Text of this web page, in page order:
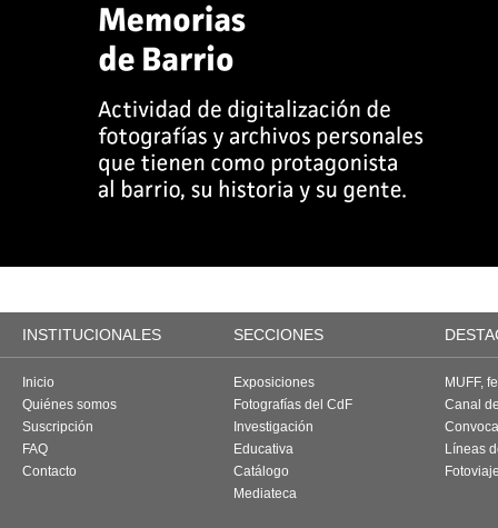
INSTITUCIONALES SECCIONES
Inicio
Quiénes somos
Suscripción
FAQ
Contacto
Exposiciones
Fotografías del CdF
Investigación
Educativa
Catálogo
Mediateca
MUFF,
Canal
Líneas